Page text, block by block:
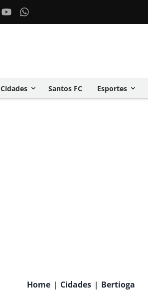
Cidades Santos FC Esportes
Home | Cidades | Bertioga